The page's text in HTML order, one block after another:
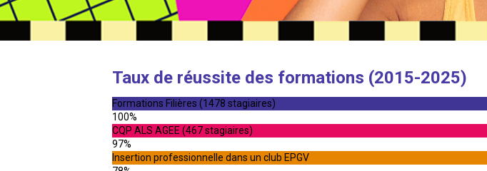
Taux de réussite des formations (2015-2025)
Formations Filières (1478 stagiaires)
100%
CQP ALS AGEE (467 stagiaires)
97%
Insertion professionnelle dans un club EPGV